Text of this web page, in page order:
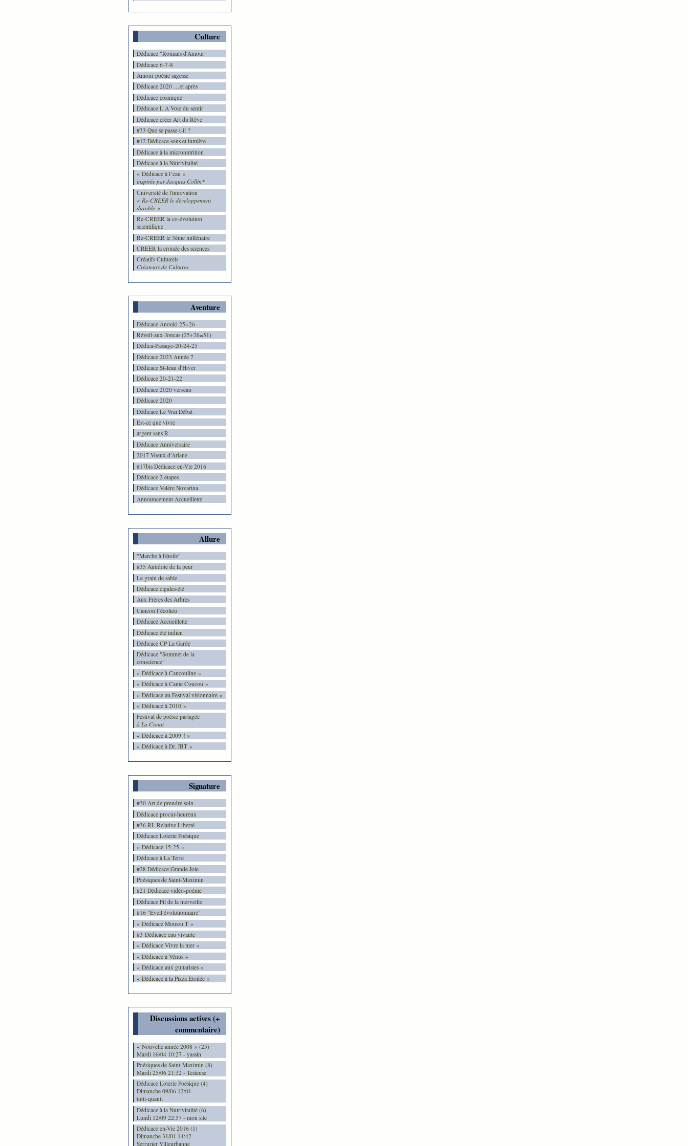
Culture
Dédicace "Romans d'Amour"
Dédicace 6-7-8
Amour poésie sagesse
Dédicace 2020 …et après
Dédicace cosmique
Dédicace L A Voie du sentir
Dédicace créer Art du Rêve
#33 Que se passe-t-il ?
#12 Dédicace sons et lumière
Dédicace à la micronutrition
Dédicace à la Nutrivitalité
« Dédicace à l’eau »
inspirée par Jacques Collin*
Université de l'innovation
« Re-CREER le développement
durable »
Re-CREER la co-évolution
scientifique
Re-CREER le 3ème millénaire
CREER la croisée des sciences
Créatifs Culturels
Créateurs de Cultures
Aventure
Dédicace Anooki 25+26
Réveil-aux-Joncas (25+26=51)
Dédica-Passage-20-24-25
Dédicace 2023 Année 7
Dédicace St-Jean d'Hiver
Dédicace 20-21-22
Dédicace 2020 verseau
Dédicace 2020
Dédicace Le Vrai Débat
Est-ce que vivre
argent sans R
Dédicace Anniversaire
2017 Voeux d'Ariane
#17bis Dédicace en-Vie 2016
Dédicace 2 étapes
Dédicace Valère Novarina
Announcement Accueillette
Allure
"Marche à l'étoile"
#35 Antidote de la peur
Le grain de sable
Dédicace cigales-été
Aux Frères des Arbres
Cancou l’écolieu
Dédicace Accueillette
Dédicace été indien
Dédicace CP La Garde
Dédicace "Sommet de la
conscience"
« Dédicace à Cancouline »
« Dédicace à Cante Coucou »
« Dédicace au Festival visionnaire »
« Dédicace à 2010 »
Festival de poésie partagée
à La Ciotat
« Dédicace à 2009 ! »
« Dédicace à Dr. JBT »
Signature
#30 Art de prendre soin
Dédicace procur-heureux
#36 RL Relative Liberté
Dédicace Loterie Poésique
« Dédicace 15-25 »
Dédicace à La Terre
#28 Dédicace Grande Joie
Poésiques de Saint-Maximin
#21 Dédicace vidéo-poème
Dédicace Fil de la merveille
#16 "Eveil évolutionnaire"
« Dédicace Moussu T »
#3 Dédicace eau vivante
« Dédicace Vivre la mer »
« Dédicace à Vénus »
« Dédicace aux guitaristes »
« Dédicace à la Pizza Etoilée »
Discussions actives (+
commentaire)
« Nouvelle année 2008 » (25)
Mardi 16/04 10:27 - yassin
Poésiques de Saint-Maximin (8)
Mardi 25/06 21:32 - Testeuse
Dédicace Loterie Poésique (4)
Dimanche 09/06 12:01 -
tutti-quanti
Dédicace à la Nutrivitalité (6)
Lundi 12/09 22:57 - mon site
Dédicace en-Vie 2016 (1)
Dimanche 31/01 14:42 -
Serrurier Villeurbanne